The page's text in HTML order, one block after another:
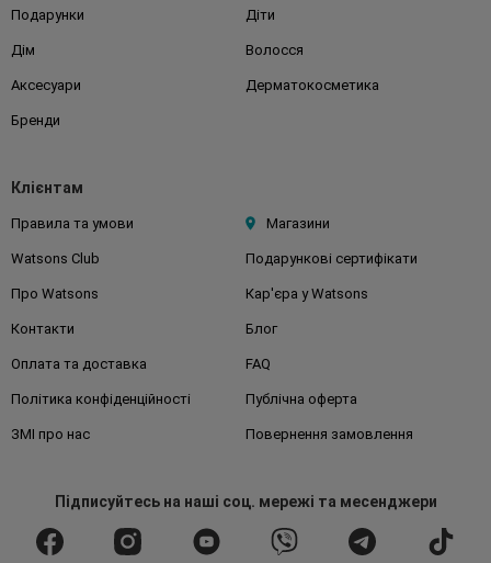
Подарунки Діти
Дім Волосся
Аксесуари Дерматокосметика
Бренди
Клієнтам
Правила та умови Магазини
Watsons Club Подарункові сертифікати
Про Watsons Кар'єра у Watsons
Контакти Блог
Оплата та доставка FAQ
Політика конфіденційності Публічна оферта
ЗМІ про нас Повернення замовлення
Підписуйтесьна наші соц. мережі та месенджери